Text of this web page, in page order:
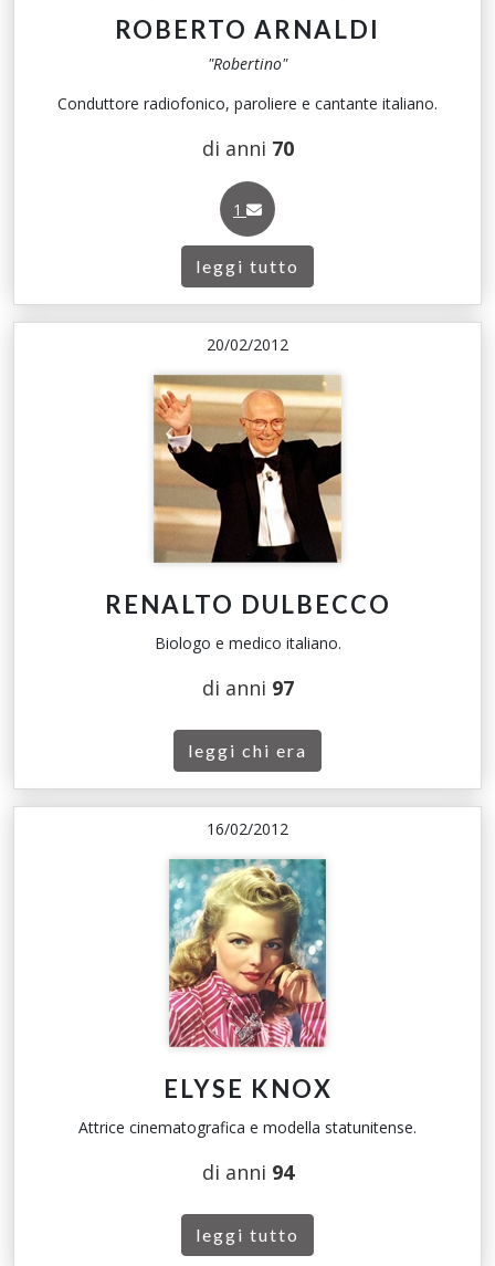
ROBERTO ARNALDI
"Robertino"
Conduttore radiofonico, paroliere e cantante italiano.
di anni 70
1
leggi tutto
20/02/2012
RENALTO DULBECCO
Biologo e medico italiano.
di anni 97
leggi chi era
16/02/2012
ELYSE KNOX
Attrice cinematografica e modella statunitense.
di anni 94
leggi tutto